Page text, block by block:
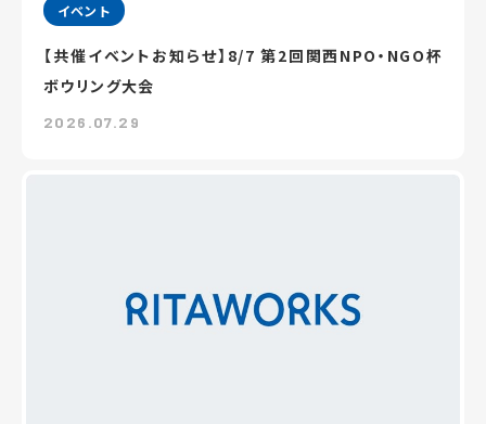
イベント
【共催イベントお知らせ】8/7 第2回関西NPO・NGO杯
ボウリング大会
2026.07.29